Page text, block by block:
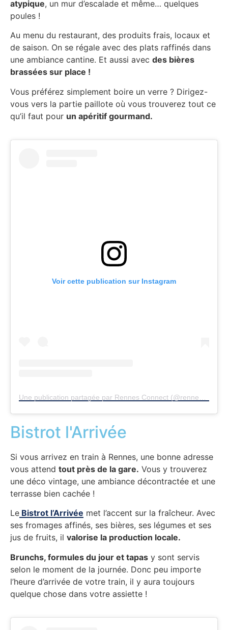
atypique, un mur d’escalade et même… quelques
poules !
Au menu du restaurant, des produits frais, locaux et
de saison. On se régale avec des plats raffinés dans
une ambiance cantine. Et aussi avec des bières
brassées sur place !
Vous préférez simplement boire un verre ? Dirigez-
vous vers la partie paillote où vous trouverez tout ce
qu’il faut pour un apéritif gourmand.
Voir cette publication sur Instagram
Bistrot l'Arrivée
Si vous arrivez en train à Rennes, une bonne adresse
vous attend tout près de la gare. Vous y trouverez
une déco vintage, une ambiance décontractée et une
terrasse bien cachée !
Le Bistrot l’Arrivée met l’accent sur la fraîcheur. Avec
ses fromages affinés, ses bières, ses légumes et ses
jus de fruits, il valorise la production locale.
Brunchs, formules du jour et tapas y sont servis
selon le moment de la journée. Donc peu importe
l’heure d’arrivée de votre train, il y aura toujours
quelque chose dans votre assiette !